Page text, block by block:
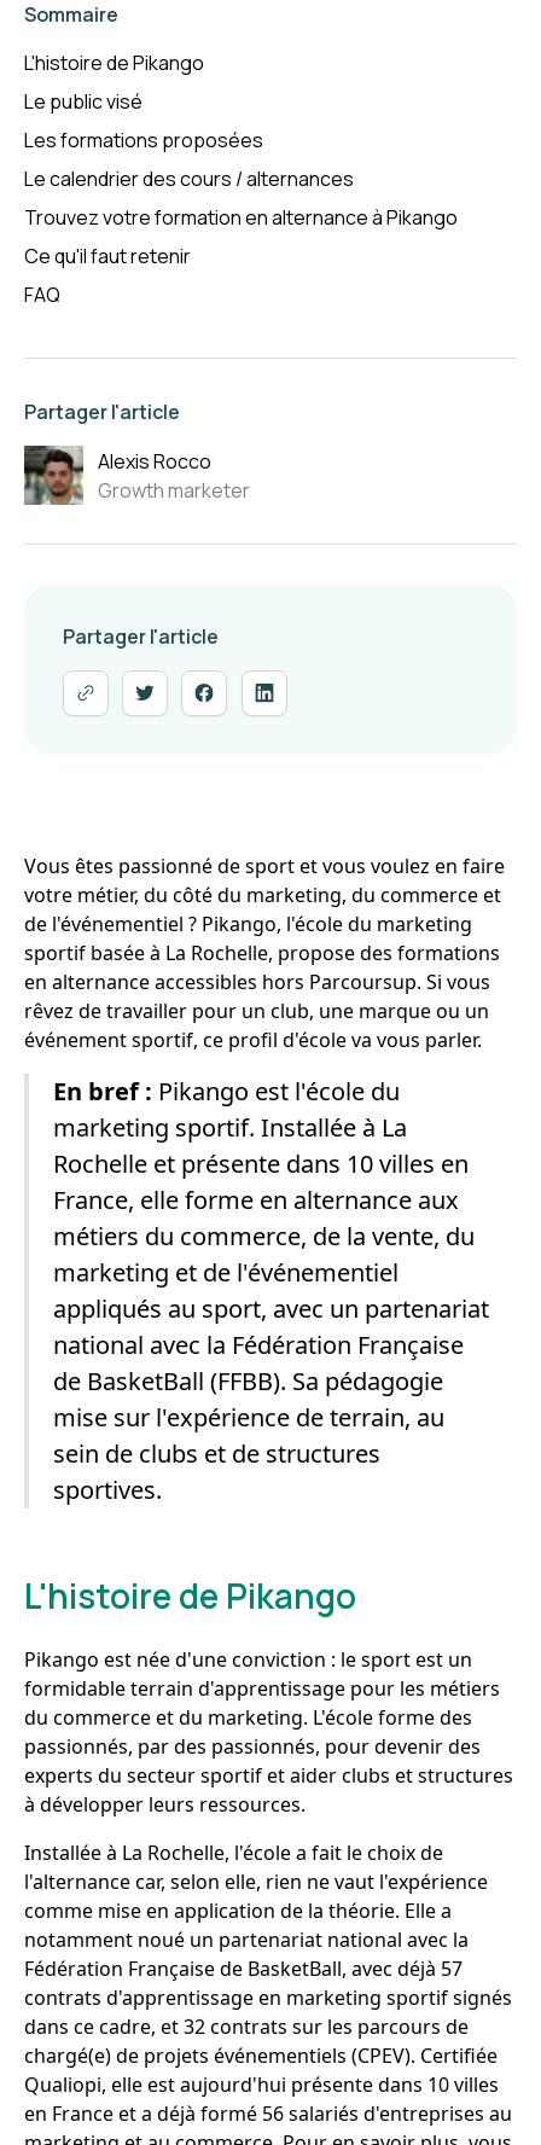
Sommaire
L'histoire de Pikango
Le public visé
Les formations proposées
Le calendrier des cours / alternances
Trouvez votre formation en alternance à Pikango
Ce qu'il faut retenir
FAQ
Partager l'article
Alexis Rocco
Growth marketer
Partager l'article
Vous êtes passionné de sport et vous voulez en faire
votre métier, du côté du marketing, du commerce et
de l'événementiel ? Pikango, l'école du marketing
sportif basée à La Rochelle, propose des formations
en alternance accessibles hors Parcoursup. Si vous
rêvez de travailler pour un club, une marque ou un
événement sportif, ce profil d'école va vous parler.
En bref : Pikango est l'école du
marketing sportif. Installée à La
Rochelle et présente dans 10 villes en
France, elle forme en alternance aux
métiers du commerce, de la vente, du
marketing et de l'événementiel
appliqués au sport, avec un partenariat
national avec la Fédération Française
de BasketBall (FFBB). Sa pédagogie
mise sur l'expérience de terrain, au
sein de clubs et de structures
sportives.
L'histoire de Pikango
Pikango est née d'une conviction : le sport est un
formidable terrain d'apprentissage pour les métiers
du commerce et du marketing. L'école forme des
passionnés, par des passionnés, pour devenir des
experts du secteur sportif et aider clubs et structures
à développer leurs ressources.
Installée à La Rochelle, l'école a fait le choix de
l'alternance car, selon elle, rien ne vaut l'expérience
comme mise en application de la théorie. Elle a
notamment noué un partenariat national avec la
Fédération Française de BasketBall, avec déjà 57
contrats d'apprentissage en marketing sportif signés
dans ce cadre, et 32 contrats sur les parcours de
chargé(e) de projets événementiels (CPEV). Certifiée
Qualiopi, elle est aujourd'hui présente dans 10 villes
en France et a déjà formé 56 salariés d'entreprises au